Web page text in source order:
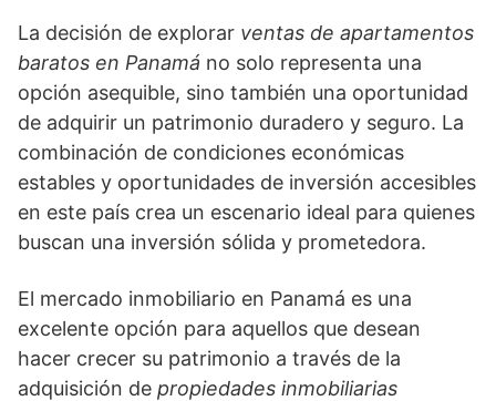
La decisión de explorar ventas de apartamentos
baratos en Panamá no solo representa una
opción asequible, sino también una oportunidad
de adquirir un patrimonio duradero y seguro. La
combinación de condiciones económicas
estables y oportunidades de inversión accesibles
en este país crea un escenario ideal para quienes
buscan una inversión sólida y prometedora.
El mercado inmobiliario en Panamá es una
excelente opción para aquellos que desean
hacer crecer su patrimonio a través de la
adquisición de propiedades inmobiliarias